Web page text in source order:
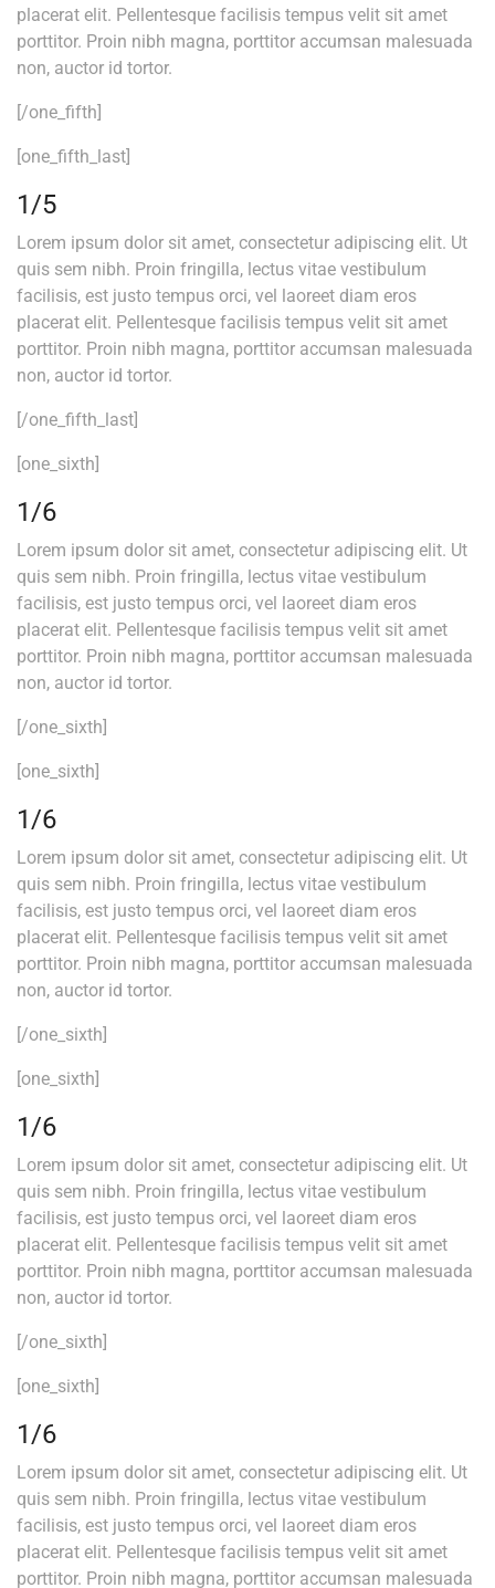
placerat elit. Pellentesque facilisis tempus velit sit amet
porttitor. Proin nibh magna, porttitor accumsan malesuada
non, auctor id tortor.
[/one_fifth]
[one_fifth_last]
1/5
Lorem ipsum dolor sit amet, consectetur adipiscing elit. Ut
quis sem nibh. Proin fringilla, lectus vitae vestibulum
facilisis, est justo tempus orci, vel laoreet diam eros
placerat elit. Pellentesque facilisis tempus velit sit amet
porttitor. Proin nibh magna, porttitor accumsan malesuada
non, auctor id tortor.
[/one_fifth_last]
[one_sixth]
1/6
Lorem ipsum dolor sit amet, consectetur adipiscing elit. Ut
quis sem nibh. Proin fringilla, lectus vitae vestibulum
facilisis, est justo tempus orci, vel laoreet diam eros
placerat elit. Pellentesque facilisis tempus velit sit amet
porttitor. Proin nibh magna, porttitor accumsan malesuada
non, auctor id tortor.
[/one_sixth]
[one_sixth]
1/6
Lorem ipsum dolor sit amet, consectetur adipiscing elit. Ut
quis sem nibh. Proin fringilla, lectus vitae vestibulum
facilisis, est justo tempus orci, vel laoreet diam eros
placerat elit. Pellentesque facilisis tempus velit sit amet
porttitor. Proin nibh magna, porttitor accumsan malesuada
non, auctor id tortor.
[/one_sixth]
[one_sixth]
1/6
Lorem ipsum dolor sit amet, consectetur adipiscing elit. Ut
quis sem nibh. Proin fringilla, lectus vitae vestibulum
facilisis, est justo tempus orci, vel laoreet diam eros
placerat elit. Pellentesque facilisis tempus velit sit amet
porttitor. Proin nibh magna, porttitor accumsan malesuada
non, auctor id tortor.
[/one_sixth]
[one_sixth]
1/6
Lorem ipsum dolor sit amet, consectetur adipiscing elit. Ut
quis sem nibh. Proin fringilla, lectus vitae vestibulum
facilisis, est justo tempus orci, vel laoreet diam eros
placerat elit. Pellentesque facilisis tempus velit sit amet
porttitor. Proin nibh magna, porttitor accumsan malesuada